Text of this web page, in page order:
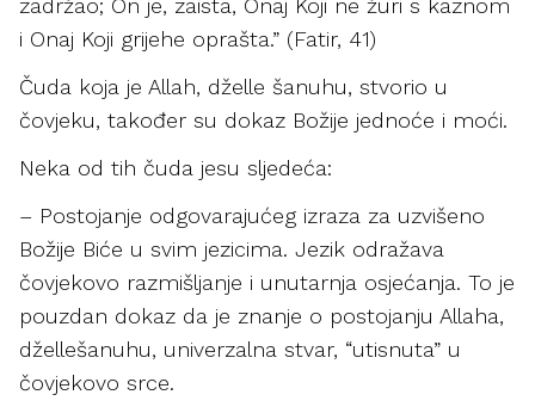
zadržao; On je, zaista, Onaj Koji ne žuri s kaznom
i Onaj Koji grijehe oprašta.” (Fatir, 41)
Čuda koja je Allah, dželle šanuhu, stvorio u
čovjeku, također su dokaz Božije jednoće i moći.
Neka od tih čuda jesu sljedeća:
– Postojanje odgovarajućeg izraza za uzvišeno
Božije Biće u svim jezicima. Jezik odražava
čovjekovo razmišljanje i unutarnja osjećanja. To je
pouzdan dokaz da je znanje o postojanju Allaha,
džellešanuhu, univerzalna stvar, “utisnuta” u
čovjekovo srce.